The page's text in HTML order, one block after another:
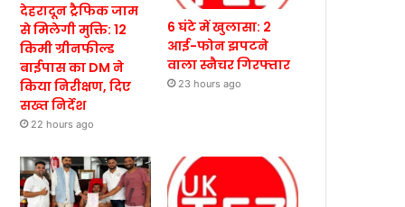
देहरादून ट्रैफिक जाम
से मिलेगी मुक्ति: 12
किमी ग्रीनफील्ड
बाईपास का DM ने
किया निरीक्षण, दिए
सख्त निर्देश
22 hours ago
6 घंटे में खुलासा: 2
आई-फोन झपटने
वाला स्नैचर गिरफ्तार
23 hours ago